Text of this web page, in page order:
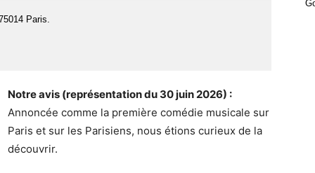
Paris.
Notre avis (représentation du 30 juin 2026) :
Annoncée comme la première comédie musicale sur
Paris et sur les Parisiens, nous étions curieux de la
découvrir.